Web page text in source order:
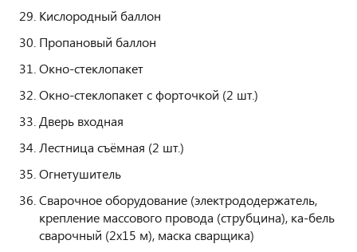
Кислородный баллон
Пропановый баллон
Окно-стеклопакет
Окно-стеклопакет с форточкой (2 шт.)
Дверь входная
Лестница съёмная (2 шт.)
Огнетушитель
Сварочное оборудование (электрододержатель,
крепление массового провода (струбцина), ка-бель
сварочный (2х15 м), маска сварщика)